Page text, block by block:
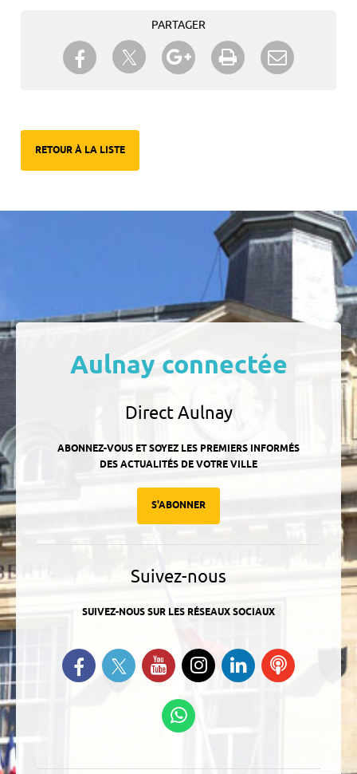
PARTAGER
Partager sur Facebook
Partager sur TwitterPartager sur Google+
Imprimer
RETOUR À LA LISTE
Aulnay connectée
Direct Aulnay
ABONNEZ-VOUS ET SOYEZ LES PREMIERS INFORMÉS
DES ACTUALITÉS DE VOTRE VILLE
S'ABONNER
Suivez-nous
SUIVEZ-NOUS SUR LES RÉSEAUX SOCIAUX
Retrouvez-nous sur Facebook
Suivez-nous sur Twitter
Suivez-nous sur YouTube
Suivez-nous sur
Instagram
Retrouvez-
nous sur
Ecoutez